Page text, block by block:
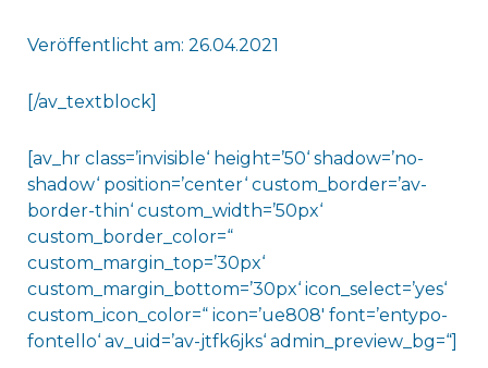
Veröffentlicht am: 26.04.2021
[/av_textblock]
[av_hr class=’invisible‘ height=’50‘ shadow=’no-
shadow‘ position=’center‘ custom_border=’av-
border-thin‘ custom_width=’50px‘
custom_border_color=“
custom_margin_top=’30px‘
custom_margin_bottom=’30px‘ icon_select=’yes‘
custom_icon_color=“ icon=’ue808′ font=’entypo-
fontello‘ av_uid=’av-jtfk6jks‘ admin_preview_bg=“]